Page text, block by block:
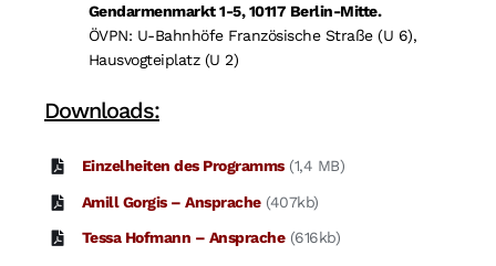
Gendarmenmarkt 1-5, 10117 Berlin-Mitte.
ÖVPN: U-Bahnhöfe Französische Straße (U 6),
Hausvogteiplatz (U 2)
Downloads:
Einzelheiten des Programms(1,4 MB)
Amill Gorgis – Ansprache(407kb)
Tessa Hofmann – Ansprache(616kb)